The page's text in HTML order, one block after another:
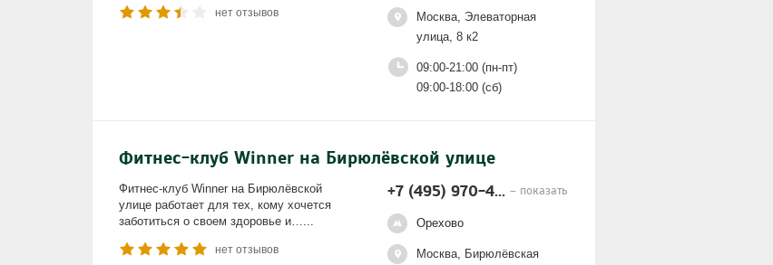
нет отзывов
Москва, Элеваторная
улица, 8 к2
09:00-21:00 (пн-пт)
09:00-18:00 (сб)
Фитнес-клуб Winner на Бирюлёвской улице
Фитнес-клуб Winner на Бирюлёвской
улице работает для тех, кому хочется
заботиться о своем здоровье и…
нет отзывов
+7 (495) 970-4... – показать
Орехово
Москва, Бирюлёвская